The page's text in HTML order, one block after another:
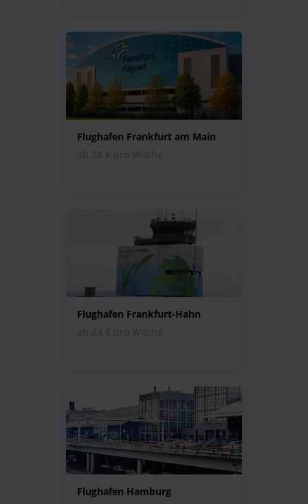
Flughafen Frankfurt am Main
ab 24 € pro Woche
Flughafen Frankfurt-Hahn
ab 24 € pro Woche
Flughafen Hamburg